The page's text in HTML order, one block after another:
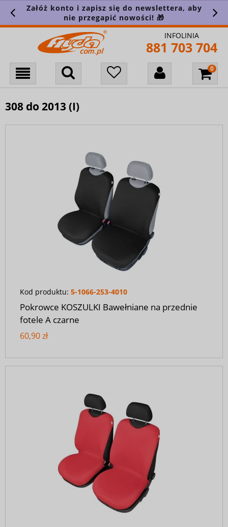
Załóż konto i zapisz się do newslettera, aby
nie przegapić nowości! 🎁
INFOLINIA
881 703 704
308 do 2013 (I)
Kod produktu: 5-1066-253-4010
Pokrowce KOSZULKI Bawełniane na przednie
fotele A czarne
60,90 zł